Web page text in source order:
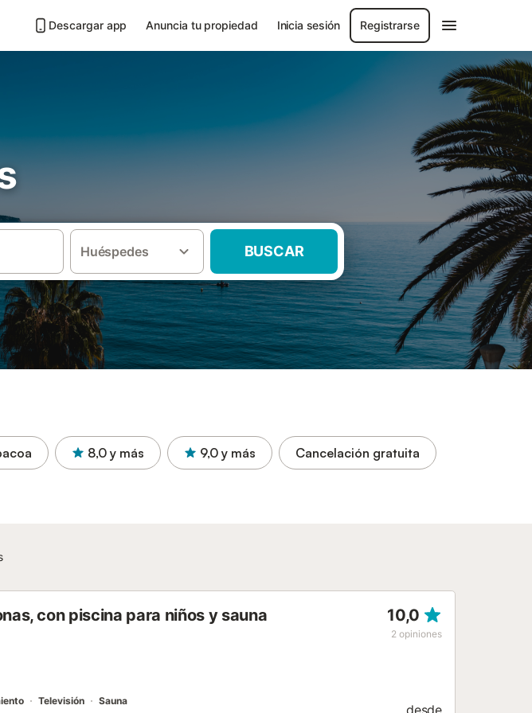
Descargar app Anuncia tu propiedad Inicia sesión Registrarse
Huéspedes BUSCAR
8,0 y más 9,0 y más Cancelación gratuita
con piscina para niños y sauna 10,0
2 opiniones
Televisión Sauna
desde